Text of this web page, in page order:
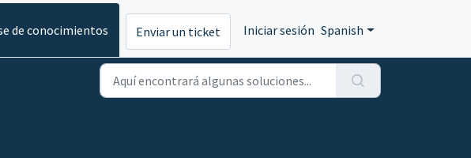
de conocimientos Enviar un ticket Iniciar sesión Spanish